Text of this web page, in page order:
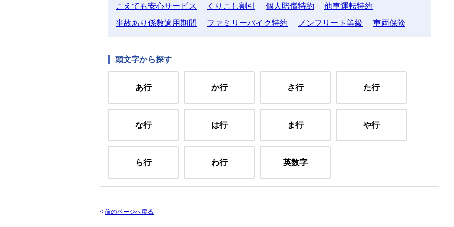
こえても安心サービス くりこし割引 個人賠償特約
他車運転特約
事故あり係数適用期間
ファミリーバイク特約 ノンフリート等級 車両保険
頭文字から探す
あ行 か行 さ行 た行
な行 は行 ま行 や行
ら行 わ行 英数字
< 前のページへ戻る